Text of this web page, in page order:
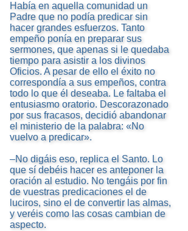
Había en aquella comunidad un
Padre que no podía predicar sin
hacer grandes esfuerzos. Tanto
empeño ponía en preparar sus
sermones, que apenas si le quedaba
tiempo para asistir a los divinos
Oficios. A pesar de ello el éxito no
correspondía a sus empeños, contra
todo lo que él deseaba. Le faltaba el
entusiasmo oratorio. Descorazonado
por sus fracasos, decidió abandonar
el ministerio de la palabra: «No
vuelvo a predicar».
–No digáis eso, replica el Santo. Lo
que sí debéis hacer es anteponer la
oración al estudio. No tengáis por fin
de vuestras predicaciones el de
luciros, sino el de convertir las almas,
y veréis como las cosas cambian de
aspecto.